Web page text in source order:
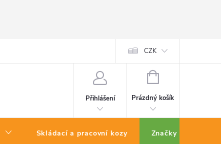
CZK
Přihlášení
NÁKUPNÍ
Prázdný košík
Skládací a pracovní kozy Značky